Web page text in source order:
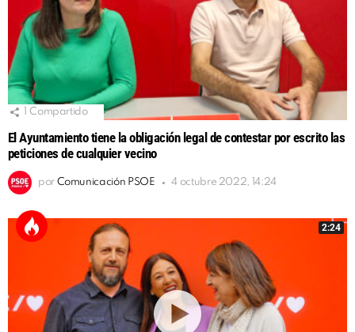
Compartido
El Ayuntamiento tiene la obligación legal de contestar por escrito las
peticiones de cualquier vecino
por Comunicación PSOE 4 octubre 2022, 14:24
2:24